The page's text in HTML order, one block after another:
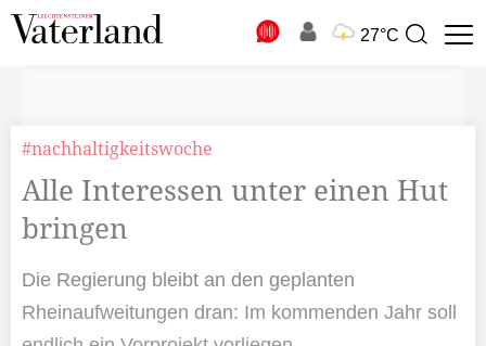
27°C
Suchbegriff
#nachhaltigkeitswoche
Alle Interessen unter einen Hut
bringen
Die Regierung bleibt an den geplanten
Rheinaufweitungen dran: Im kommenden Jahr soll